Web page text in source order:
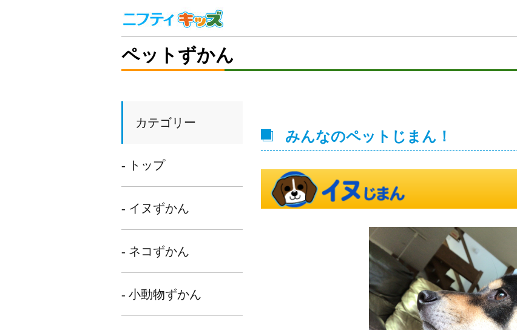
ペットずかん
カテゴリー
- トップ
- イヌずかん
- ネコずかん
- 小動物ずかん
みんなのペットじまん！